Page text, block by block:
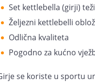
Set kettlebella (girji)
Željezni kettlebelli
Odlična kvaliteta
Pogodno za kućno
se koriste u sportu